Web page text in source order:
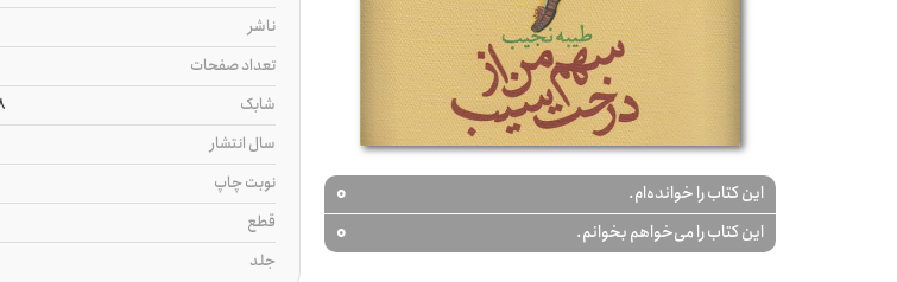
این کتاب را خوانده‌ام. 0
این کتاب را می‌خواهم بخوانم. 0
ناشر
تعداد صفحات
شابک
سال انتشار
نوبت چاپ
قطع
جلد